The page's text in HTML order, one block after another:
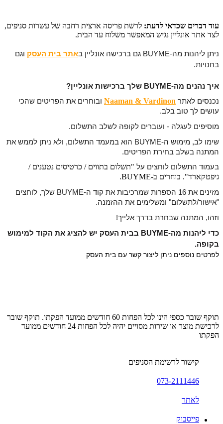
עוד דברים שכדאי לדעת: לרשת פריסה ארצית רחבה של עשרות סניפים,
לצד אתר אונליין נגיש המאפשר משלוח עד הבית.
ניתן ליהנות מה-BUYME גם ברכישה אונליין ב אתר בית העסק וגם
בחנויות.
איך נהנים מה-BUYME שלך ברכישות אונליין?
נכנסים לאתר Naaman & Vardinon ובוחרים את הפריטים שהכי
עושים לך טוב בלב.
מוסיפים לעגלה - ועוברים לקופה לשלב התשלום.
שימו לב, מימוש ה-BUYME הוא במעמד התשלום, ולא ניתן לממש את
המתנה בשלב בחירת הפריטים.
בעמוד התשלום לוחצים על "תשלום בתווים / כרטיסים נטענים /
גיפטקארד". בוחרים ב-BUYME.
מזינים את 16 הספרות שמרכיבות את קוד ה-BUYME שלך, לוחצים
"אישור/לתשלום" ומשלימים את ההזמנה.
וזהו, המתנה שבחרת בדרך אלייך!
כדי ליהנות מה-BUYME בבית העסק יש להציג את הקוד למימוש
בקופה.
לפרטים נוספים ניתן ליצור קשר עם בית העסק
תוקף שובר כספי הינו לכל הפחות 60 חודשים ממועד הפקתו. תוקף שובר
לרכישת מוצר או שירות מסויים יהיה לכל הפחות 24 חודשים ממועד
הפקתו
קישור לרשימת הסניפים
073-2111446
לאתר
פייסבוק